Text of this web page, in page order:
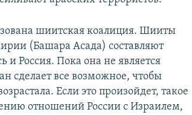
шиитская коалиция. Шииты
(Башара Асада) составляют
и Россия. Пока она не является
сделает все возможное, чтобы
Если это произойдет, такое
отношений России с Израилем,